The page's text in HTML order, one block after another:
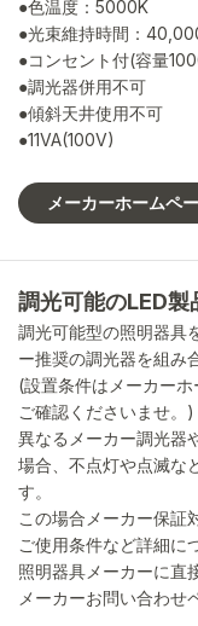
●色温度：5000K
●光束維持時間：
●コンセント付(容量
●調光器併用不可
●傾斜天井使用不可
●11VA(100V)
メーカーホームペ
調光可能のLED製
調光可能型の照明器具
ー推奨の調光器を組み
(設置条件はメーカー
ご確認くださいませ。)
異なるメーカー調光器
場合、不点灯や点滅な
す。
この場合メーカー保証
ご使用条件など詳細に
照明器具メーカーに直
メーカーお問い合わせ